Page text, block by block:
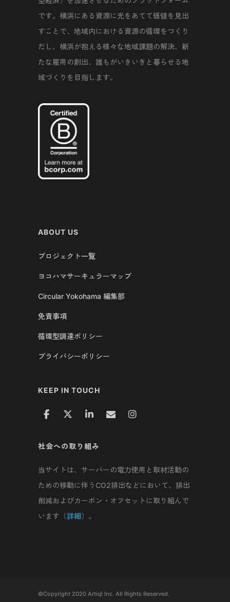
です。横浜にある資源に光をあてて価値を見出
すことで、地域内における資源の循環をつくり
だし、横浜が抱える様々な地域課題の解決、新
たな雇用の創出、誰もがいきいきと暮らせる地
域づくりを目指します。
ABOUT US
プロジェクト一覧
ヨコハマサーキュラーマップ
Circular Yokohama 編集部
免責事項
循環型調達ポリシー
プライバシーポリシー
KEEP IN TOUCH
社会への取り組み
当サイトは、サーバーの電力使用と取材活動の
ための移動に伴うCO2排出などにおいて、排出
削減およびカーボン・オフセットに取り組んで
います（詳細）。
©Copyright 2020 Artiql Inc. All Rights Reserved.